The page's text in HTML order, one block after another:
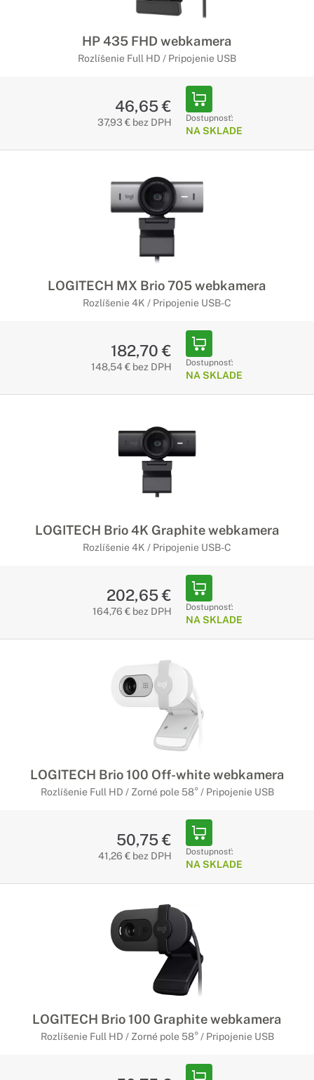
HP 435 FHD webkamera
Rozlíšenie Full HD / Pripojenie USB
46,65 €
37,93 € bez DPH Dostupnosť:
NA SKLADE
LOGITECH MX Brio 705 webkamera
Rozlíšenie 4K / Pripojenie USB-C
182,70 €
148,54 € bez DPH Dostupnosť:
NA SKLADE
LOGITECH Brio 4K Graphite webkamera
Rozlíšenie 4K / Pripojenie USB-C
202,65 €
164,76 € bez DPH Dostupnosť:
NA SKLADE
LOGITECH Brio 100 Off-white webkamera
Rozlíšenie Full HD / Zorné pole 58° / Pripojenie USB
50,75 €
41,26 € bez DPH Dostupnosť:
NA SKLADE
LOGITECH Brio 100 Graphite webkamera
Rozlíšenie Full HD / Zorné pole 58° / Pripojenie USB